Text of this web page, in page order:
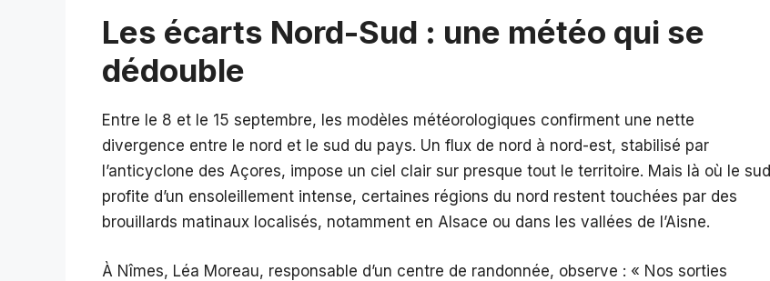
Les écarts Nord-Sud : une météo qui se
dédouble
Entre le 8 et le 15 septembre, les modèles météorologiques confirment une nette
divergence entre le nord et le sud du pays. Un flux de nord à nord-est, stabilisé par
l’anticyclone des Açores, impose un ciel clair sur presque tout le territoire. Mais là où le sud
profite d’un ensoleillement intense, certaines régions du nord restent touchées par des
brouillards matinaux localisés, notamment en Alsace ou dans les vallées de l’Aisne.
À Nîmes, Léa Moreau, responsable d’un centre de randonnée, observe : « Nos sorties